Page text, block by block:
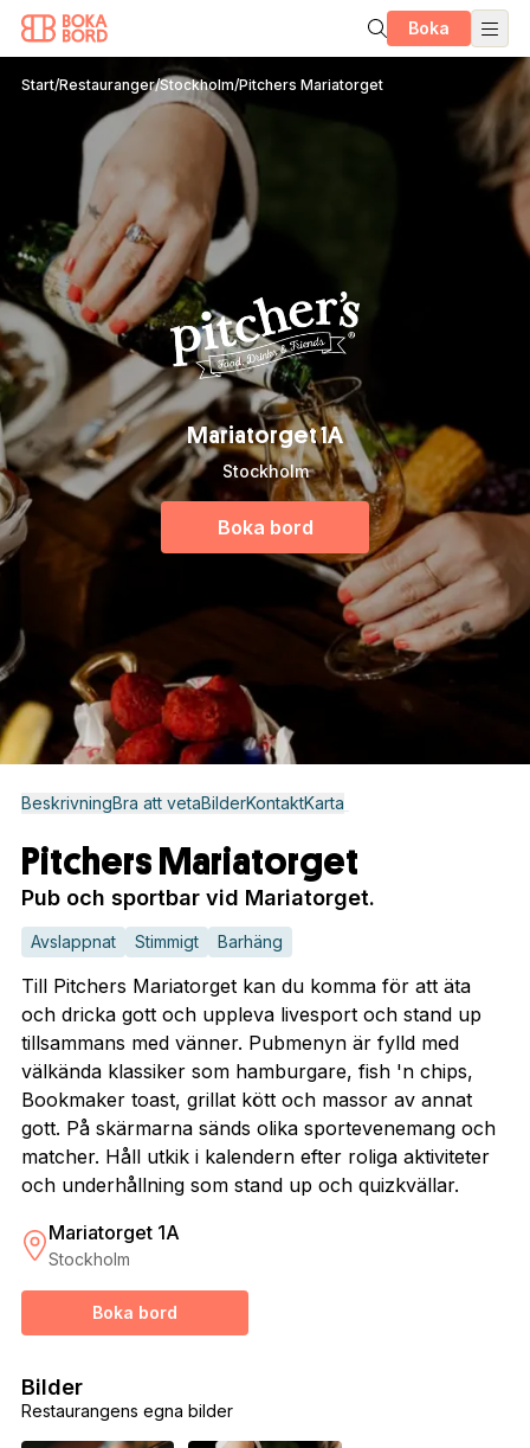
Boka
Start/Restauranger/Stockholm/Pitchers Mariatorget
Mariatorget 1A
Stockholm
Boka bord
BeskrivningBra att vetaBilderKontaktKarta
Pitchers Mariatorget
Pub och sportbar vid Mariatorget.
Avslappnat Stimmigt Barhäng
Till Pitchers Mariatorget kan du komma för att äta
och dricka gott och uppleva livesport och stand up
tillsammans med vänner. Pubmenyn är fylld med
välkända klassiker som hamburgare, fish 'n chips,
Bookmaker toast, grillat kött och massor av annat
gott. På skärmarna sänds olika sportevenemang och
matcher. Håll utkik i kalendern efter roliga aktiviteter
och underhållning som stand up och quizkvällar.
Mariatorget 1A
Stockholm
Boka bord
Restaurangens egna bilder
Bilder